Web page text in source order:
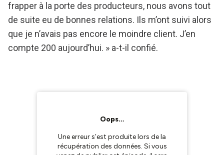
frapper à la porte des producteurs, nous avons tout
de suite eu de bonnes relations. Ils m’ont suivi alors
que je n’avais pas encore le moindre client. J’en
compte 200 aujourd’hui. » a-t-il confié.